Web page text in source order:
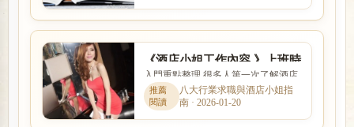
《酒店小姐工作內容 》上班時
間、薪水收入、出場接S性交
易問題?
入門重點整理 很多人第一次了解酒店
工作時，最在意的就是收入怎麼計
算、是否可以日領現領，以及...
八大行業求職與酒店小姐指
南 · 2026-01-20